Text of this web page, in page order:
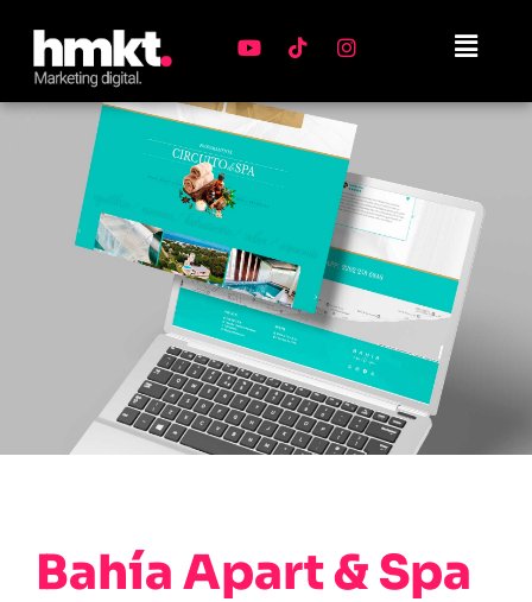
Bahía Apart & Spa